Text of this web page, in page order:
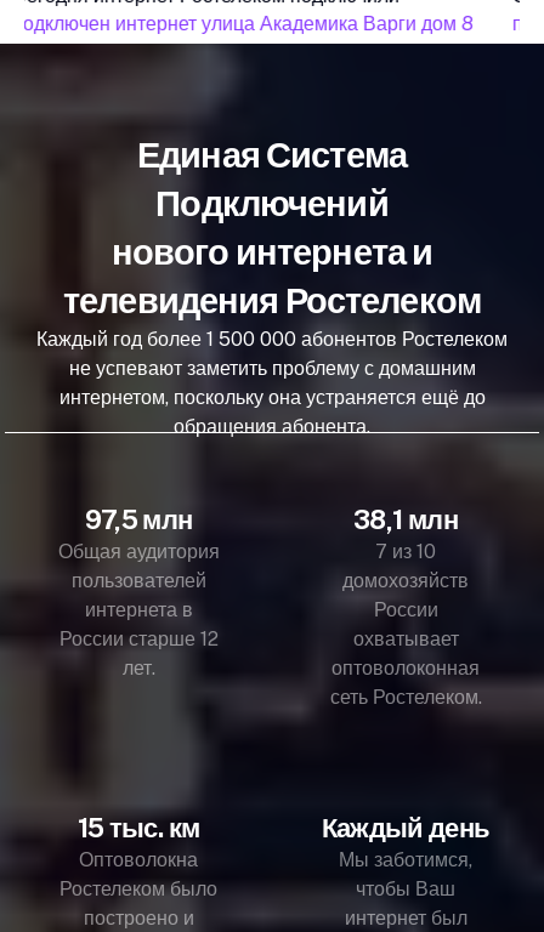
подключен интернет улица Академика Варги дом 8
Единая Система
Подключений
нового интернета и
телевидения Ростелеком
Каждый год более 1 500 000 абонентов Ростелеком
не успевают заметить проблему с домашним
интернетом, поскольку она устраняется ещё до
обращения абонента.
97,5 млн
Общая аудитория
пользователей
интернета в
России старше 12
лет.
38,1 млн
7 из 10
домохозяйств
России
охватывает
оптоволоконная
сеть Ростелеком.
15 тыс. км
Оптоволокна
Ростелеком было
построено и
Каждый день
Мы заботимся,
чтобы Ваш
интернет был